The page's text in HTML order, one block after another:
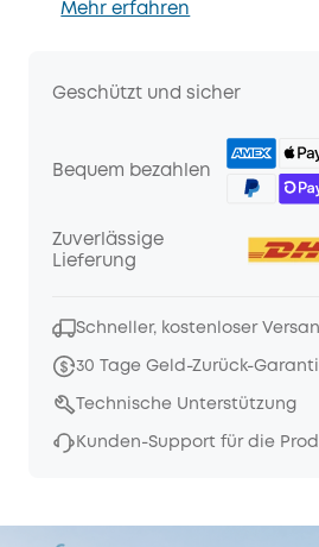
Mehr erfahren
Geschützt und sicher
Bequem bezahlen
Zuverlässige
Lieferung
Schneller, kostenloser
30 Tage Geld-Zurück-
Technische Unterstützung
Kunden-Support für die